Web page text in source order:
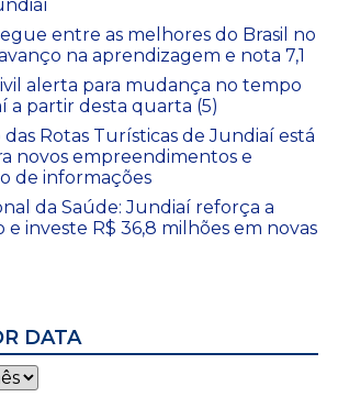
entre as melhores do Brasil no
na aprendizagem e nota 7,1
alerta para mudança no tempo
a partir desta quarta (5)
das Rotas Turísticas de Jundiaí está
novos empreendimentos e
de informações
da Saúde: Jundiaí reforça a
e investe R$ 36,8 milhões em novas
DATA